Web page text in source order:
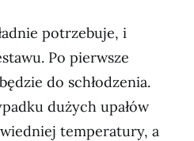
potrzebuje, i
Po pierwsze
do schłodzenia.
dużych upałów
temperatury, a